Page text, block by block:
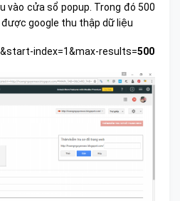
vào cửa sổ popup. Trong đó 500
google thu thập dữ liệu
index=1&max-results=500